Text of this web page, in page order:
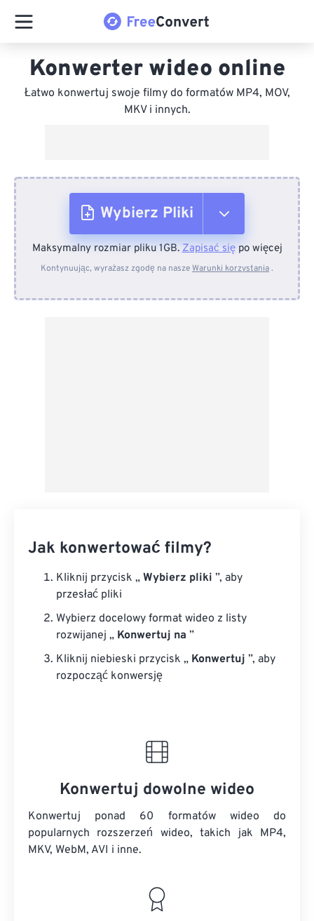
Konwerter wideo online
Łatwo konwertuj swoje filmy do formatów MP4, MOV,
MKV i innych.
Wybierz Pliki
Z urządzenia
Maksymalny rozmiar pliku 1GB.Zapisać siępo więcej
Kontynuując, wyrażasz zgodę na naszeWarunki korzystania.
Jak konwertować filmy?
Kliknij przycisk „ Wybierz pliki ”, aby
przesłać pliki
Wybierz docelowy format wideo z listy
rozwijanej „ Konwertuj na ”
Kliknij niebieski przycisk „ Konwertuj ”, aby
rozpocząć konwersję
Konwertuj dowolne wideo
Konwertuj ponad 60 formatów wideo do
popularnych rozszerzeń wideo, takich jak MP4,
MKV, WebM, AVI i inne.